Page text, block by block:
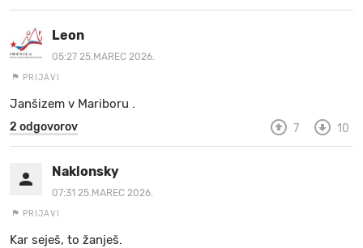
Leon
05:27 25.MAREC 2026.
PRIJAVI
Janšizem v Mariboru .
2 odgovorov 7 10
Naklonsky
07:31 25.MAREC 2026.
PRIJAVI
Kar seješ, to žanješ.